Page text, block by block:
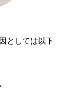
としては以下